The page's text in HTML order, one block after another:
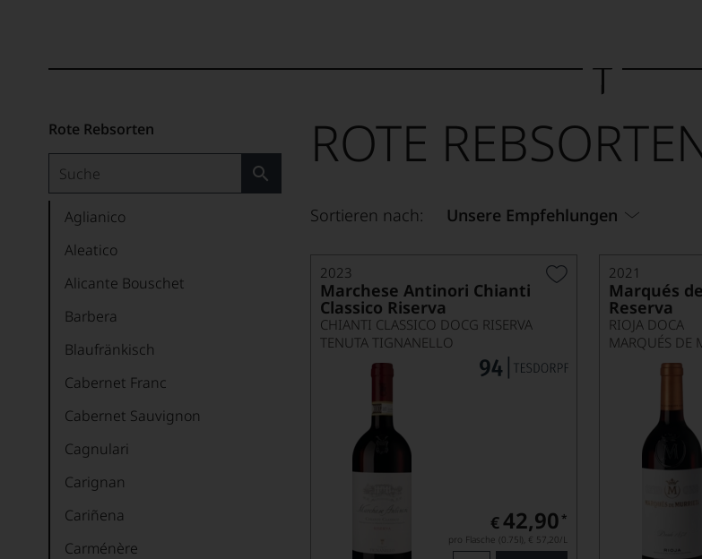
Rote Rebsorten
Aglianico
Aleatico
Alicante Bouschet
Barbera
Blaufränkisch
Cabernet Franc
Cabernet Sauvignon
Cagnulari
Carignan
Cariñena
Carménère
ROTE
Sortieren nach: Unsere Empfehlungen
2023
Marchese Antinori Chianti
Classico Riserva
CHIANTI CLASSICO DOCG RISERVA
TENUTA TIGNANELLO
€42,90 *
pro Flasche (0.75l), € 57,20/L
2021
Marqués
Reserva
RIOJA DOCA
MARQUÉS DE